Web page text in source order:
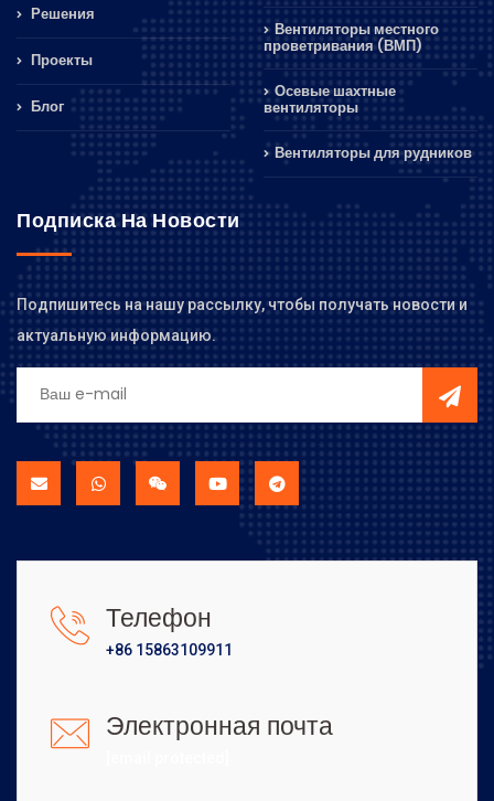
Решения
Проекты
Блог
Вентиляторы местного
проветривания (ВМП)
Осевые шахтные
вентиляторы
Вентиляторы для рудников
Подписка На Новости
Подпишитесь на нашу рассылку, чтобы получать новости и
актуальную информацию.
Телефон
+86 15863109911
Электронная почта